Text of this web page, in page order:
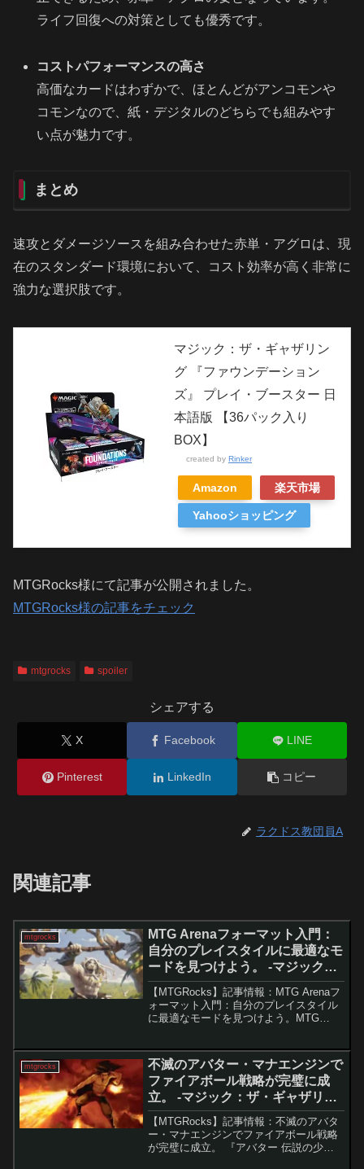
ライフ回復への対策としても優秀です。
コストパフォーマンスの高さ
高価なカードはわずかで、ほとんどがアンコモンや
コモンなので、紙・デジタルのどちらでも組みやす
い点が魅力です。
まとめ
速攻とダメージソースを組み合わせた赤単・アグロは、現
在のスタンダード環境において、コスト効率が高く非常に
強力な選択肢です。
マジック：ザ・ギャザリン
グ 『ファウンデーション
ズ』 プレイ・ブースター 日
本語版 【36パック入り
BOX】
created by Rinker
Amazon 楽天市場
Yahooショッピング
MTGRocks様にて記事が公開されました。
MTGRocks様の記事をチェック
mtgrocks spoiler
シェアする
X Facebook LINE
Pinterest LinkedIn コピー
ラクドス教団員A
関連記事
mtgrocks
MTG Arenaフォーマット入門：
自分のプレイスタイルに最適なモ
ードを見つけよう。 -マジック：
ザ・ギャザリング
【MTGRocks】記事情報：MTG Arenaフ
ォーマット入門：自分のプレイスタイル
に最適なモードを見つけよう。MTG
イヤーは自分のコレクションを生かして
戦う...
mtgrocks
不滅のアバター・マナエンジンで
ファイアボール戦略が完璧に成
立。 -マジック：ザ・ギャザリン
グ
【MTGRocks】記事情報：不滅のアバタ
ー・マナエンジンでファイアボール戦略
が完璧に成立。 『アバター 伝説の少年